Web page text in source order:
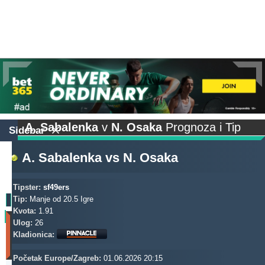
A. Sabalenkav N. OsakaPrognoza i Tip
A. Sabalenkavs N. Osaka
Tipster: sf49ers
Tip: Manje od 20.5 Igre
Kvota: 1.91
Ulog: 26
Kladionica:
Početak Europe/Zagreb: 01.06.2026 20:15
Sidebar
Profit
(Zadnjih
30